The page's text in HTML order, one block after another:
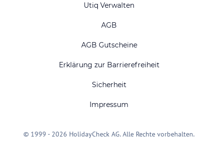
Utiq Verwalten
AGB
AGB Gutscheine
Erklärung zur Barrierefreiheit
Sicherheit
Impressum
© 1999 - 2026 HolidayCheck AG. Alle Rechte vorbehalten.